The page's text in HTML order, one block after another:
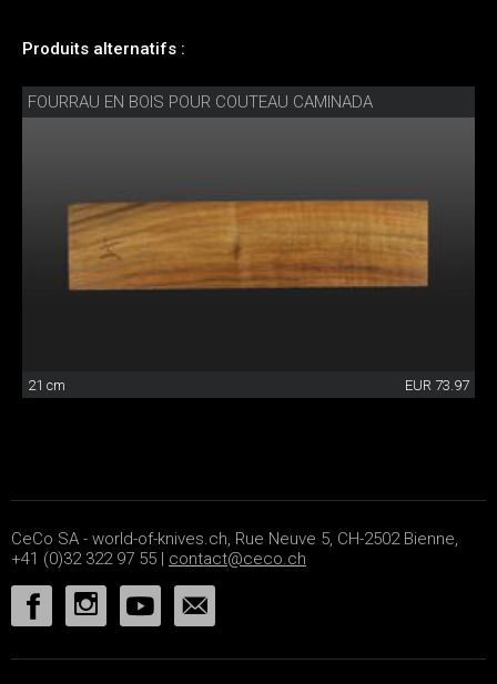
Produits alternatifs :
FOURRAU EN BOIS POUR COUTEAU CAMINADA
21 cm EUR 73.97
CeCo SA - world-of-knives.ch, Rue Neuve 5, CH-2502 Bienne,
+41 (0)32 322 97 55 | contact@ceco.ch